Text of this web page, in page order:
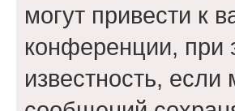
могут привести к
конференции, при
известность,